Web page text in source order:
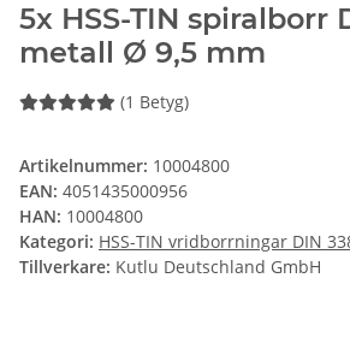
5x HSS-TIN spiralborr
metall Ø 9,5 mm
(1 Betyg)
Artikelnummer: 10004800
EAN: 4051435000956
HAN: 10004800
Kategori: HSS-TIN vridborrningar DIN
Tillverkare: Kutlu Deutschland GmbH